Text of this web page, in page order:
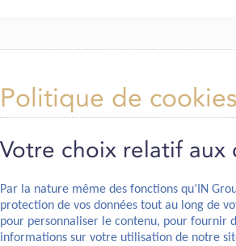
Politique de cookies
Votre choix relatif aux
Par la nature même des fonctions qu’IN
protection de vos données tout au long de
pour personnaliser le contenu, pour fournir
informations sur votre utilisation de notre